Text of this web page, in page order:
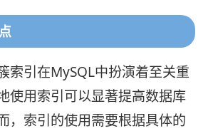
索引在MySQL中扮演着至关重
使用索引可以显著提高数据库
，索引的使用需要根据具体的